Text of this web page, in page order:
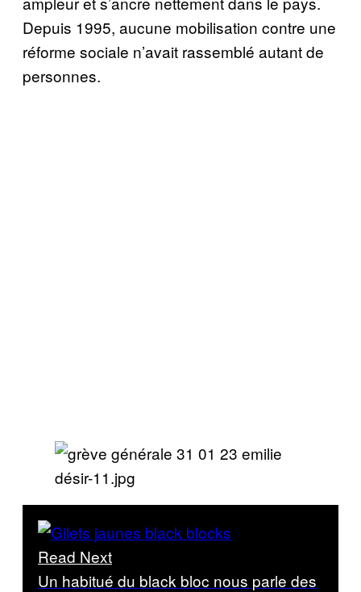
Depuis 1995, aucune mobilisation contre une
réforme sociale n’avait rassemblé autant de
personnes.
Read Next
Un habitué du black bloc nous parle des